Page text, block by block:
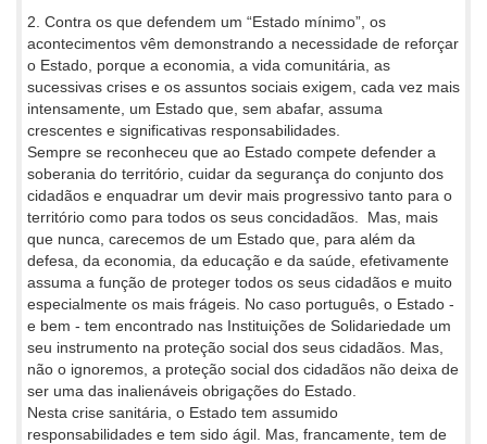
2. Contra os que defendem um “Estado mínimo”, os
acontecimentos vêm demonstrando a necessidade de reforçar
o Estado, porque a economia, a vida comunitária, as
sucessivas crises e os assuntos sociais exigem, cada vez mais
intensamente, um Estado que, sem abafar, assuma
crescentes e significativas responsabilidades.
Sempre se reconheceu que ao Estado compete defender a
soberania do território, cuidar da segurança do conjunto dos
cidadãos e enquadrar um devir mais progressivo tanto para o
território como para todos os seus concidadãos. Mas, mais
que nunca, carecemos de um Estado que, para além da
defesa, da economia, da educação e da saúde, efetivamente
assuma a função de proteger todos os seus cidadãos e muito
especialmente os mais frágeis. No caso português, o Estado -
e bem - tem encontrado nas Instituições de Solidariedade um
seu instrumento na proteção social dos seus cidadãos. Mas,
não o ignoremos, a proteção social dos cidadãos não deixa de
ser uma das inalienáveis obrigações do Estado.
Nesta crise sanitária, o Estado tem assumido
responsabilidades e tem sido ágil. Mas, francamente, tem de